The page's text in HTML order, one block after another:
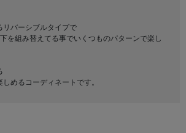
リバーシブルタイプで
を組み替えてる事でいくつものパターンで楽し
めるコーディネートです。